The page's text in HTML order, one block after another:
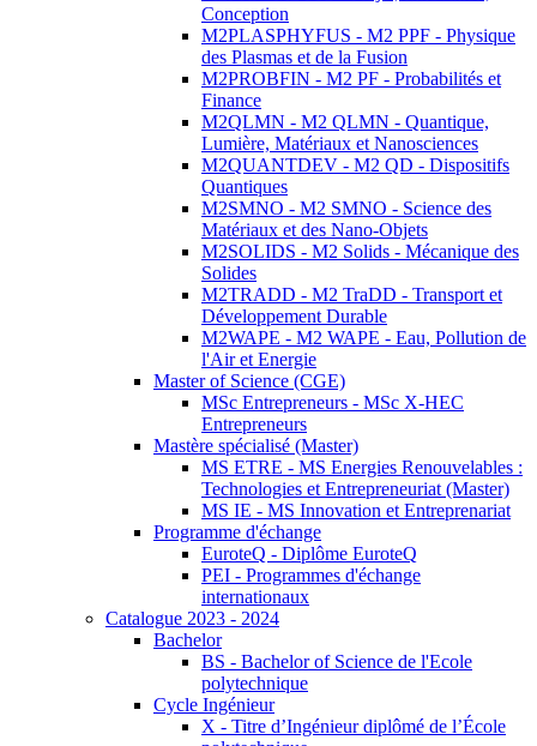
Conception
M2PLASPHYFUS - M2 PPF - Physique
des Plasmas et de la Fusion
M2PROBFIN - M2 PF - Probabilités et
Finance
M2QLMN - M2 QLMN - Quantique,
Lumière, Matériaux et Nanosciences
M2QUANTDEV - M2 QD - Dispositifs
Quantiques
M2SMNO - M2 SMNO - Science des
Matériaux et des Nano-Objets
M2SOLIDS - M2 Solids - Mécanique des
Solides
M2TRADD - M2 TraDD - Transport et
Développement Durable
M2WAPE - M2 WAPE - Eau, Pollution de
l'Air et Energie
Master of Science (CGE)
MSc Entrepreneurs - MSc X-HEC
Entrepreneurs
Mastère spécialisé (Master)
MS ETRE - MS Energies Renouvelables :
Technologies et Entrepreneuriat (Master)
MS IE - MS Innovation et Entreprenariat
Programme d'échange
EuroteQ - Diplôme EuroteQ
PEI - Programmes d'échange
internationaux
Catalogue 2023 - 2024
Bachelor
BS - Bachelor of Science de l'Ecole
polytechnique
Cycle Ingénieur
X - Titre d’Ingénieur diplômé de l’École